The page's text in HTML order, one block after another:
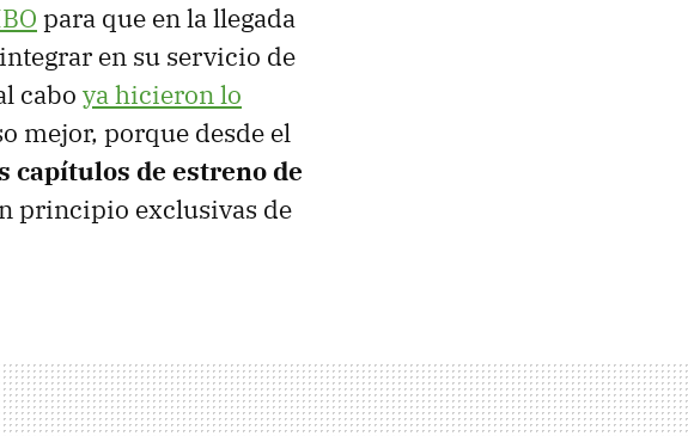
para que en la llegada
en su servicio de
cabo ya hicieron lo
mejor, porque desde el
capítulos de estreno de
principio exclusivas de